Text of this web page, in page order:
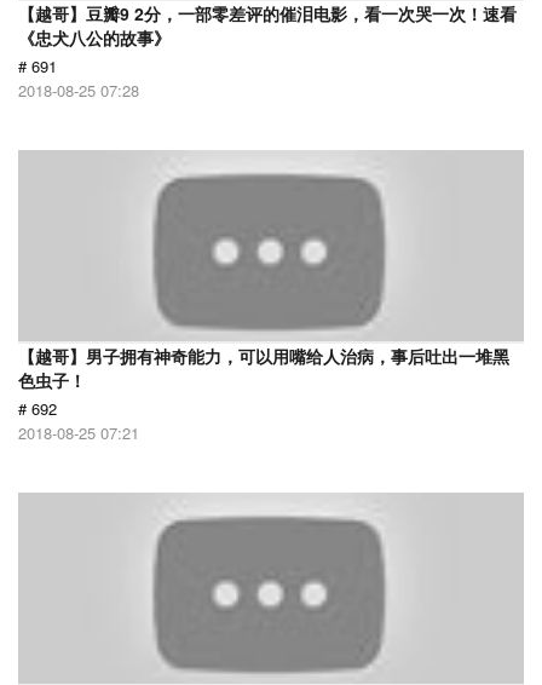
【越哥】豆瓣9 2分，一部零差评的催泪电影，看一次哭一次！速看
《忠犬八公的故事》
# 691
2018-08-25 07:28
【越哥】男子拥有神奇能力，可以用嘴给人治病，事后吐出一堆黑
色虫子！
# 692
2018-08-25 07:21